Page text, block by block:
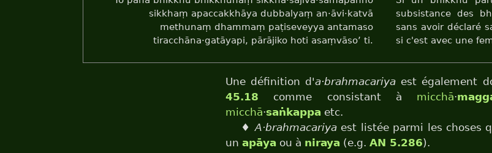
sikkhaṃ apaccakkhāya dubbalyaṃ an·āvi·katvā
methunaṃ dhammaṃ paṭiseveyya antamaso
tiracchāna·gatāyapi, pārājiko hoti asaṃvāso’ ti.
subsistance des
sans avoir déclaré
si c'est avec une
Une définition d'a·brahmacariya est également
45.18 comme consistant à micchā·
micchā·saṅkappa etc.
♦A·brahmacariyaest listée parmi les choses
un apāya ou à niraya (e.g. AN 5.286).